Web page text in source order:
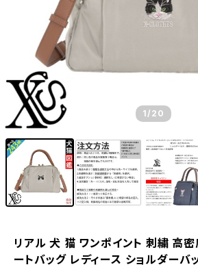
1 /20
リアル 犬 猫 ワンポイント 刺繍 高密
ートバッグ レディース ショルダーバ